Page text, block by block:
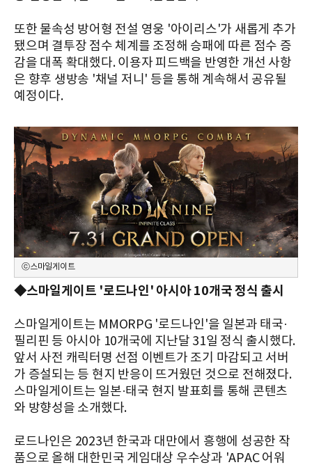
또한 물속성 방어형 전설 영웅 '아이리스'가 새롭게 추가
됐으며 결투장 점수 체계를 조정해 승패에 따른 점수 증
감을 대폭 확대했다. 이용자 피드백을 반영한 개선 사항
은 향후 생방송 '채널 저니' 등을 통해 계속해서 공유될
예정이다.
ⓒ스마일게이트
◆스마일게이트 '로드나인' 아시아 10개국 정식 출시
스마일게이트는 MMORPG '로드나인'을 일본과 태국·
필리핀 등 아시아 10개국에 지난달 31일 정식 출시했다.
앞서 사전 캐릭터명 선점 이벤트가 조기 마감되고 서버
가 증설되는 등 현지 반응이 뜨거웠던 것으로 전해졌다.
스마일게이트는 일본·태국 현지 발표회를 통해 콘텐츠
와 방향성을 소개했다.
로드나인은 2023년 한국과 대만에서 흥행에 성공한 작
품으로 올해 대한민국 게임대상 우수상과 'APAC 어워